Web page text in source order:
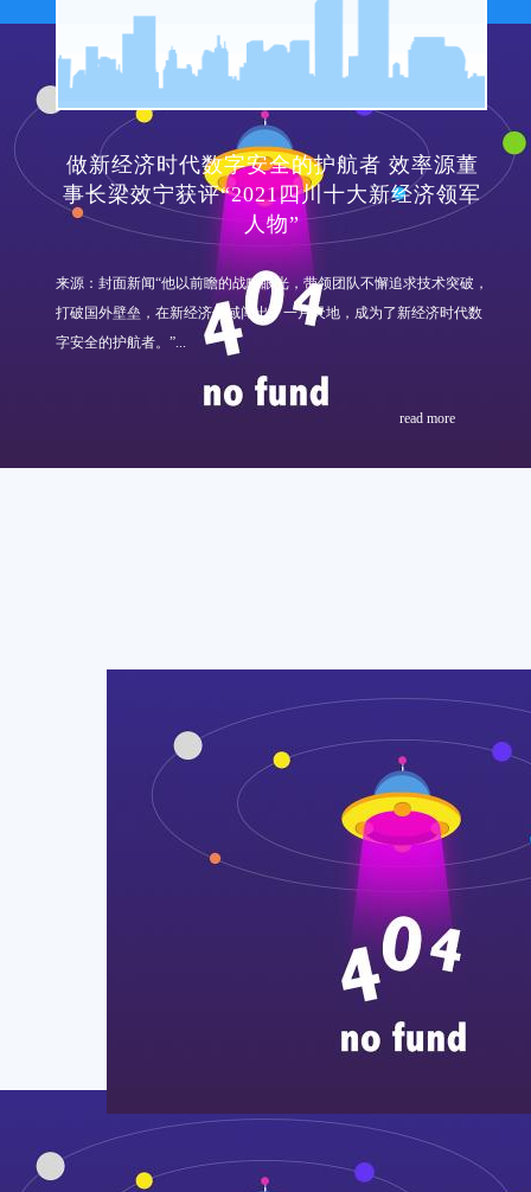
做新经济时代数字安全的护航者 效率源董
事长梁效宁获评“2021四川十大新经济领军
人物”
来源：封面新闻“他以前瞻的战略眼光，带领团队不懈追求技术突破，
打破国外壁垒，在新经济领域闯出了一片天地，成为了新经济时代数
字安全的护航者。”...
read more